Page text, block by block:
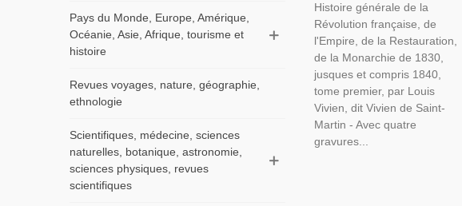
Pays du Monde, Europe, Amérique,
Océanie, Asie, Afrique, tourisme et
histoire
Revues voyages, nature, géographie,
ethnologie
Scientifiques, médecine, sciences
naturelles, botanique, astronomie,
sciences physiques, revues
scientifiques
Monarchie De 1830, T1,
Vivien 1843, Gravures 19e S.
Histoire générale de la
Révolution française, de
l'Empire, de la Restauration,
de la Monarchie de 1830,
jusques et compris 1840,
tome premier, par Louis
Vivien, dit Vivien de Saint-
Martin - Avec quatre
gravures...